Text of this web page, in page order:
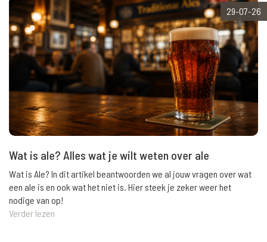
29-07-26
Wat is ale? Alles wat je wilt weten over ale
Wat is Ale? In dit artikel beantwoorden we al jouw vragen over wat
een ale is en ook wat het niet is. Hier steek je zeker weer het
nodige van op!
Verder lezen